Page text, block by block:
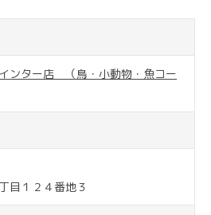
ンター店 （鳥・小動物・魚コー
目１２４番地３